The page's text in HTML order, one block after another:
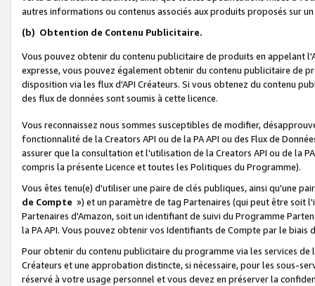
autres informations ou contenus associés aux produits proposés sur
(b) Obtention de Contenu Publicitaire.
Vous pouvez obtenir du contenu publicitaire de produits en appelant
expresse, vous pouvez également obtenir du contenu publicitaire de
disposition via les flux d'API Créateurs. Si vous obtenez du contenu
des flux de données sont soumis à cette licence.
Vous reconnaissez nous sommes susceptibles de modifier,
fonctionnalité de la Creators API ou de la PA API ou des Flux de
assurer que la consultation et l'utilisation de la Creators API ou de la
compris la présente Licence et toutes les Politiques du Programme).
Vous êtes tenu(e) d'utiliser une paire de clés publiques, ainsi qu'une
de Compte ») et un paramètre de tag Partenaires (qui peut être soit
Partenaires d'Amazon, soit un identifiant de suivi du Programme
la PA API. Vous pouvez obtenir vos Identifiants de Compte par le biais
Pour obtenir du contenu publicitaire du programme via les services
Créateurs et une approbation distincte, si nécessaire, pour les sous-
réservé à votre usage personnel et vous devez en préserver la